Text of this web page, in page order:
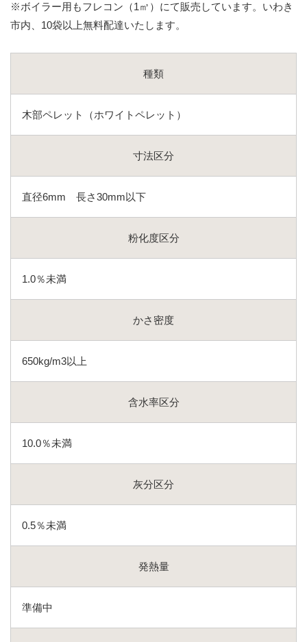
※ボイラー用もフレコン（1㎥）にて販売しています。 いわき
市内、10袋以上無料配達いたします。
種類
木部ペレット（ホワイトペレット）
寸法区分
直径6mm 長さ30mm以下
粉化度区分
1.0％未満
かさ密度
650kg/m3以上
含水率区分
10.0％未満
灰分区分
0.5％未満
発熱量
準備中